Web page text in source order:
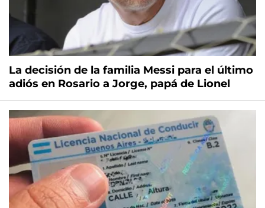
La decisión de la familia Messi para el último
adiós en Rosario a Jorge, papá de Lionel